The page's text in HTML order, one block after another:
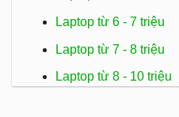
Laptop từ 6 - 7 triệu
Laptop từ 7 - 8 triệu
Laptop từ 8 - 10 triệu